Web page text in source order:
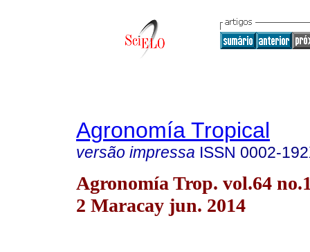
Agronomía Tropical
versão impressa ISSN 0002-
Agronomía Trop. vol.64
2 Maracay jun. 2014